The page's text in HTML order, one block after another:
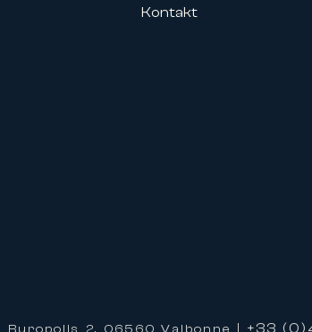
der Croisette und des
Wohnraum zu
bedeutet, von einem
ein einzigartiges Erlebnis
Ihres Aufenthalts und
Kontakt